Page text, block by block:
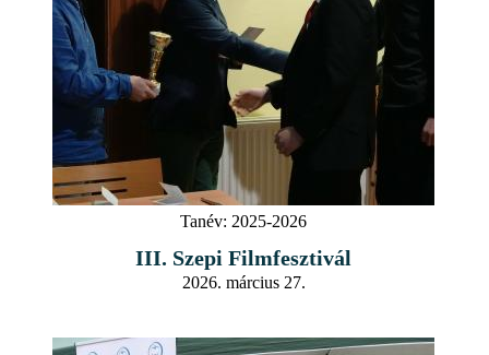
Tanév: 2025-2026
III. Szepi Filmfesztivál
2026. március 27.